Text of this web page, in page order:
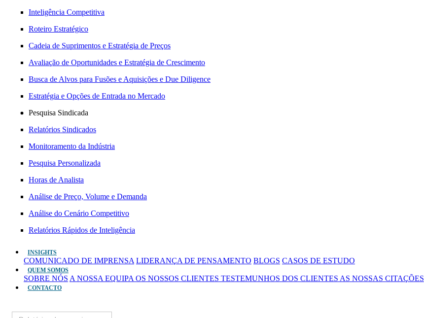
Inteligência Competitiva
Roteiro Estratégico
Cadeia de Suprimentos e Estratégia de Preços
Avaliação de Oportunidades e Estratégia de Crescimento
Busca de Alvos para Fusões e Aquisições e Due Diligence
Estratégia e Opções de Entrada no Mercado
Pesquisa Sindicada
Relatórios Sindicados
Monitoramento da Indústria
Pesquisa Personalizada
Horas de Analista
Análise de Preço, Volume e Demanda
Análise do Cenário Competitivo
Relatórios Rápidos de Inteligência
INSIGHTS
COMUNICADO DE IMPRENSA LIDERANÇA DE PENSAMENTO BLOGS CASOS DE ESTUDO
QUEM SOMOS
SOBRE NÓS A NOSSA EQUIPA OS NOSSOS CLIENTES TESTEMUNHOS DOS CLIENTES AS NOSSAS CITAÇÕES
CONTACTO